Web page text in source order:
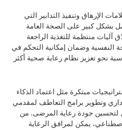
الإرهاق وتنفيذ التدابير التي
بشكل كبير على الصحة العامة
آليات منتظمة للتغذية الراجعة
النفسية وضمان إمكانية التحكم في
نحو تعزيز نظام رعاية صحية أكثر
مبتكرة مثل اعتماد الذكاء
وتطوير برامج التعاطف لمقدمي
لتحسين جودة رعاية المرضى. من
يمكن لمرافق الرعاية